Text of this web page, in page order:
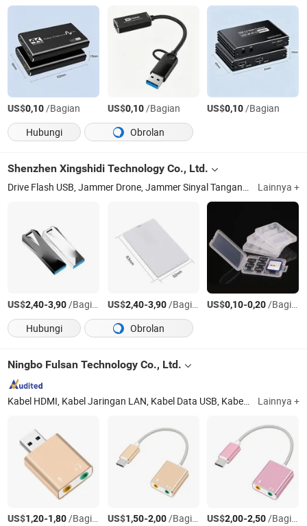
US$0,10/Bagian US$0,10/Bagian US$0,10/Bagian
Hubungi
Obrolan
Shenzhen Xingshidi Technology Co., Ltd.
Drive Flash USB, Jammer Drone, Jammer Sinyal Tangan, SSD, RAM, Kartu SD, Jammer Uav, Sistem Pertahanan Uav, Kartu Micro SD, Pendrive Lainnya +
US$2,40-3,90/Bagian US$2,40-3,90/Bagian US$0,10-0,20/Bagian
Hubungi
Obrolan
Ningbo Fulsan Technology Co., Ltd.
Kabel HDMI, Kabel Jaringan LAN, Kabel Data USB, Kabel Audio & Video, Kabel Koaksial, Kabel Mikrofon, Kabel Speaker, Colokan Listrik, Adaptor Colokan Listrik, Adaptor WiFi USB Lainnya +
US$1,20-1,80/Bagian US$1,50-2,00/Bagian US$2,00-2,50/Bagian